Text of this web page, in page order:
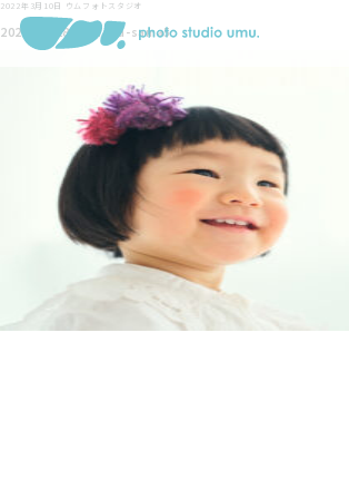
2022年3月10日 ウムフォトスタジオ
2022-02-28-Kamada-sama5